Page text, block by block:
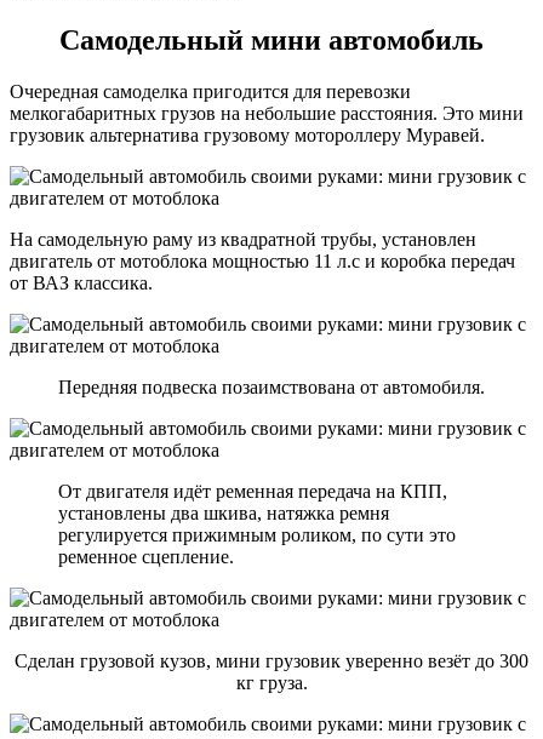
Самодельный мини автомобиль
Очередная самоделка пригодится для перевозки
мелкогабаритных грузов на небольшие расстояния. Это мини
грузовик альтернатива грузовому мотороллеру Муравей.
На самодельную раму из квадратной трубы, установлен
двигатель от мотоблока мощностью 11 л.с и коробка передач
от ВАЗ классика.
Передняя подвеска позаимствована от автомобиля.
От двигателя идёт ременная передача на КПП,
установлены два шкива, натяжка ремня
регулируется прижимным роликом, по сути это
ременное сцепление.
Сделан грузовой кузов, мини грузовик уверенно везёт до 300
кг груза.